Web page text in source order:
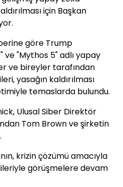
için Başkan
göre Trump
"Mythos 5" adlı yapay
ve bireyler tarafından
yasağın kaldırılması
temaslarda bulundu.
Ulusal Siber Direktör
Tom Brown ve şirketin
krizin çözümü amacıyla
görüşmelere devam